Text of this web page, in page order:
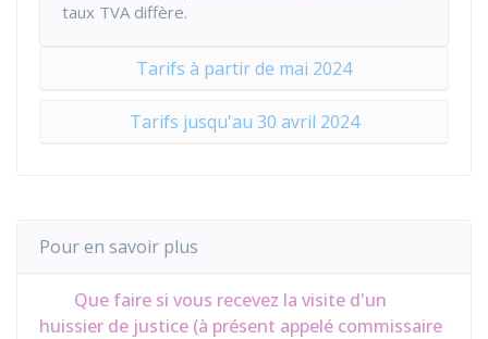
taux TVA diffère.
Tarifs à partir de mai 2024
Tarifs jusqu'au 30 avril 2024
Pour en savoir plus
Que faire si vous recevez la visite d'un
huissier de justice (à présent appelé commissaire